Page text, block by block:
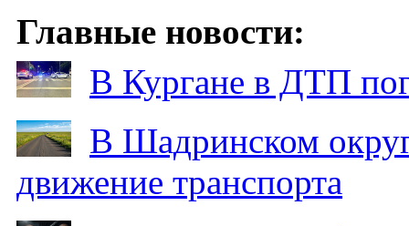
Главные новости:
В Кургане в ДТП
В Шадринском
движение транспорта